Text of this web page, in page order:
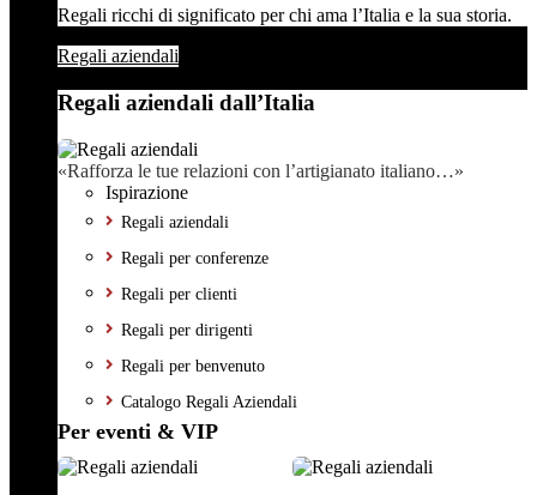
Regali ricchi di significato per chi ama l’Italia e la sua storia.
Regali aziendali
Regali aziendali dall’Italia
«Rafforza le tue relazioni con l’artigianato italiano…»
Ispirazione
Regali aziendali
Regali per conferenze
Regali per clienti
Regali per dirigenti
Regali per benvenuto
Catalogo Regali Aziendali
Per eventi & VIP